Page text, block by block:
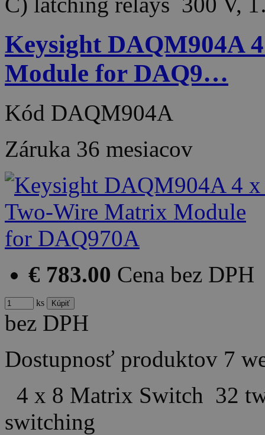
Keysight DAQM904A
Module for DAQ9…
Kód DAQM904A
Záruka 36 mesiacov
€ 783.00 Cena bez DPH
ks
bez DPH
Dostupnosť produktov 7
4 x 8 Matrix Switch 32
switching